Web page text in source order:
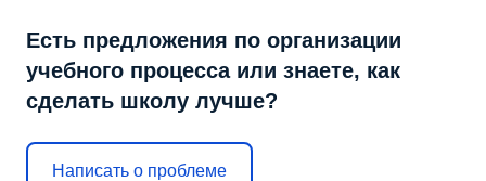
Есть предложения по организации
учебного процесса или знаете, как
сделать школу лучше?
Написать о проблеме